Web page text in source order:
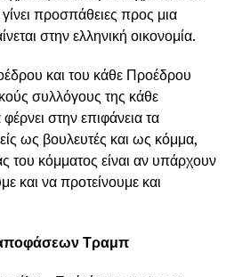
προσπάθειες προς μια
στην ελληνική οικονομία.
και του κάθε Προέδρου
συλλόγους της κάθε
στην επιφάνεια τα
ως βουλευτές και ως κόμμα,
του κόμματος είναι αν υπάρχουν
και να προτείνουμε και
Τραμπ